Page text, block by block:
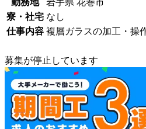
寮・社宅 なし
仕事内容 複層ガラスの加工・操
募集が停止しています